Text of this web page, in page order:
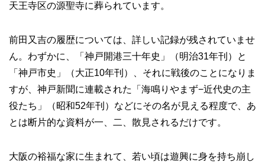
天王寺区の源聖寺に葬られています。
前田又吉の履歴については、詳しい記録が残されていませ
ん。わずかに、「神戸開港三十年史」（明治31年刊）と
「神戸市史」（大正10年刊）、それに戦後のことになりま
すが、神戸新聞に連載された「海鳴りやまず−近代史の主
役たち」（昭和52年刊）などにその名が見える程度で、あ
とは断片的な資料が一、二、散見されるだけです。
大阪の裕福な家に生まれて、若い頃は遊興に身を持ち崩し